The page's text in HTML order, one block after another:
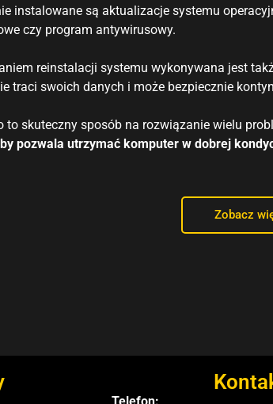
instalowane są aktualizacje systemu
czy program antywirusowy.
reinstalacji systemu wykonywana jest
traci swoich danych i może bezpiecznie
to skuteczny sposób na rozwiązanie wielu
pozwala utrzymać komputer w dobrej
Zobacz